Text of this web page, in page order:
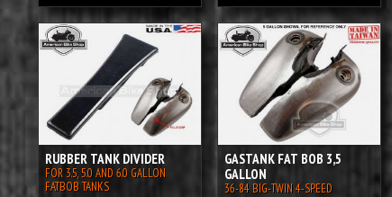
RUBBER TANK DIVIDER
FOR 3.5, 5.0 AND 6.0 GALLON
FATBOB TANKS
GASTANK FAT BOB 3,5
GALLON
36-84 BIG-TWIN 4-SPEED